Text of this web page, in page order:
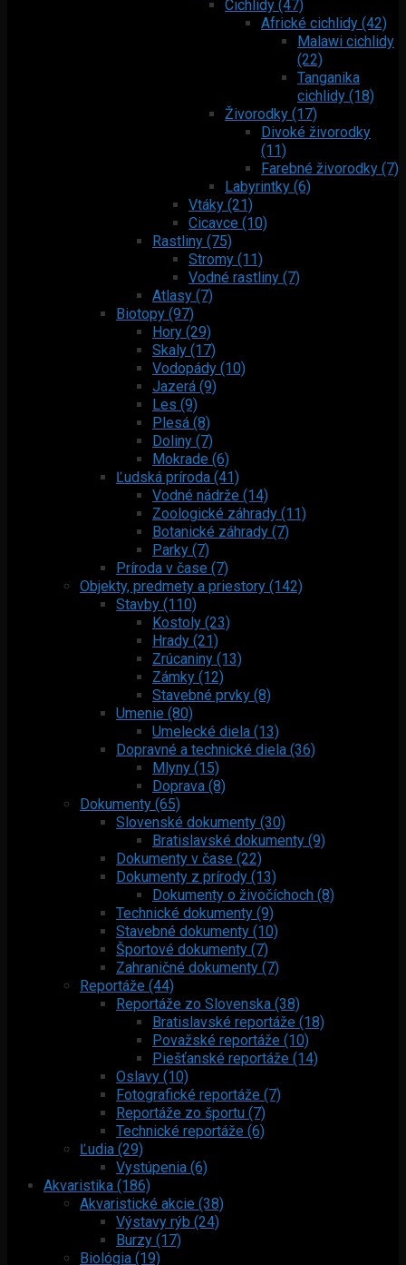
Cichlidy (47)
Africké cichlidy (42)
Malawi cichlidy
(22)
Tanganika
cichlidy (18)
Živorodky (17)
Divoké živorodky
(11)
Farebné živorodky (7)
Labyrintky (6)
Vtáky (21)
Cicavce (10)
Rastliny (75)
Stromy (11)
Vodné rastliny (7)
Atlasy (7)
Biotopy (97)
Hory (29)
Skaly (17)
Vodopády (10)
Jazerá (9)
Les (9)
Plesá (8)
Doliny (7)
Mokrade (6)
Ľudská príroda (41)
Vodné nádrže (14)
Zoologické záhrady (11)
Botanické záhrady (7)
Parky (7)
Príroda v čase (7)
Objekty, predmety a priestory (142)
Stavby (110)
Kostoly (23)
Hrady (21)
Zrúcaniny (13)
Zámky (12)
Stavebné prvky (8)
Umenie (80)
Umelecké diela (13)
Dopravné a technické diela (36)
Mlyny (15)
Doprava (8)
Dokumenty (65)
Slovenské dokumenty (30)
Bratislavské dokumenty (9)
Dokumenty v čase (22)
Dokumenty z prírody (13)
Dokumenty o živočíchoch (8)
Technické dokumenty (9)
Stavebné dokumenty (10)
Športové dokumenty (7)
Zahraničné dokumenty (7)
Reportáže (44)
Reportáže zo Slovenska (38)
Bratislavské reportáže (18)
Považské reportáže (10)
Piešťanské reportáže (14)
Oslavy (10)
Fotografické reportáže (7)
Reportáže zo športu (7)
Technické reportáže (6)
Ľudia (29)
Vystúpenia (6)
Akvaristika (186)
Akvaristické akcie (38)
Výstavy rýb (24)
Burzy (17)
Biológia (19)